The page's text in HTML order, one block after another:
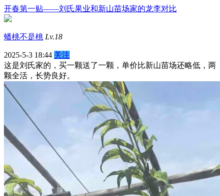
开春第一贴——刘氏果业和新山苗场家的龙李对比
蟠桃不是桃 Lv.18
2025-5-3 18:44 关注
这是刘氏家的，买一颗送了一颗，单价比新山苗场还略低，两
颗全活，长势良好。